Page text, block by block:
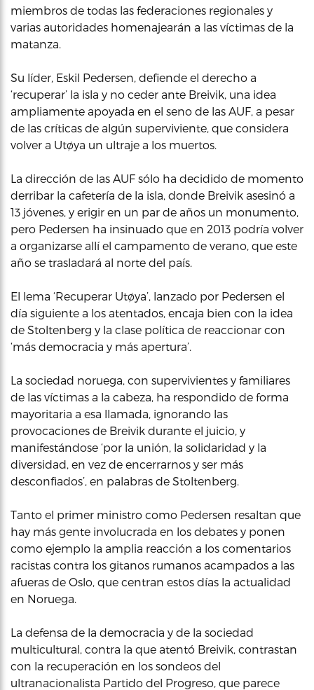
miembros de todas las federaciones regionales y
varias autoridades homenajearán a las víctimas de la
matanza.
Su líder, Eskil Pedersen, defiende el derecho a
‘recuperar’ la isla y no ceder ante Breivik, una idea
ampliamente apoyada en el seno de las AUF, a pesar
de las críticas de algún superviviente, que considera
volver a Utøya un ultraje a los muertos.
La dirección de las AUF sólo ha decidido de momento
derribar la cafetería de la isla, donde Breivik asesinó a
13 jóvenes, y erigir en un par de años un monumento,
pero Pedersen ha insinuado que en 2013 podría volver
a organizarse allí el campamento de verano, que este
año se trasladará al norte del país.
El lema ‘Recuperar Utøya’, lanzado por Pedersen el
día siguiente a los atentados, encaja bien con la idea
de Stoltenberg y la clase política de reaccionar con
‘más democracia y más apertura’.
La sociedad noruega, con supervivientes y familiares
de las víctimas a la cabeza, ha respondido de forma
mayoritaria a esa llamada, ignorando las
provocaciones de Breivik durante el juicio, y
manifestándose ‘por la unión, la solidaridad y la
diversidad, en vez de encerrarnos y ser más
desconfiados’, en palabras de Stoltenberg.
Tanto el primer ministro como Pedersen resaltan que
hay más gente involucrada en los debates y ponen
como ejemplo la amplia reacción a los comentarios
racistas contra los gitanos rumanos acampados a las
afueras de Oslo, que centran estos días la actualidad
en Noruega.
La defensa de la democracia y de la sociedad
multicultural, contra la que atentó Breivik, contrastan
con la recuperación en los sondeos del
ultranacionalista Partido del Progreso, que parece